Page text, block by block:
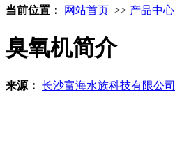
当前位置： 网站首页 >> 产品中心
臭氧机简介
来源： 长沙富海水族科技有限公司